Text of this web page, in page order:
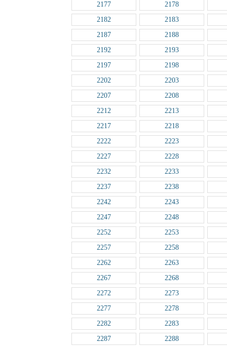
2177
2178
2182
2183
2187
2188
2192
2193
2197
2198
2202
2203
2207
2208
2212
2213
2217
2218
2222
2223
2227
2228
2232
2233
2237
2238
2242
2243
2247
2248
2252
2253
2257
2258
2262
2263
2267
2268
2272
2273
2277
2278
2282
2283
2287
2288